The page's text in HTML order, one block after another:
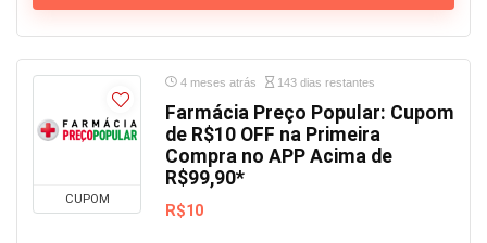
CUPOM
4 meses atrás 143 dias restantes
Farmácia Preço Popular: Cupom
de R$10 OFF na Primeira
Compra no APP Acima de
R$99,90*
R$10